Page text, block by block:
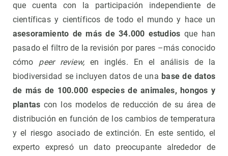
que cuenta con la participación independiente de
científicas y científicos de todo el mundo y hace un
asesoramiento de más de 34.000 estudios que han
pasado el filtro de la revisión por pares –más conocido
cómo peer review,en inglés. En el análisis de la
biodiversidad se incluyen datos de una base de datos
de más de 100.000 especies de animales, hongos y
plantas con los modelos de reducción de su área de
distribución en función de los cambios de temperatura
y el riesgo asociado de extinción. En este sentido, el
experto expresó un dato preocupante alrededor de